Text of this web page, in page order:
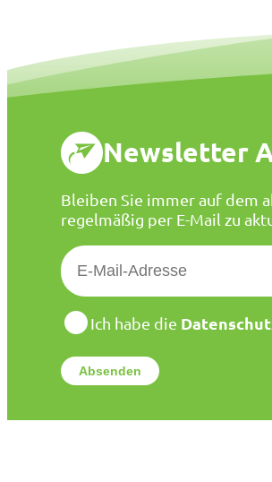
Newsletter
Bleiben Sie immer auf dem
regelmäßig per E-Mail zu
E
-
M
a
l
*
D
t
e
Ich habe die